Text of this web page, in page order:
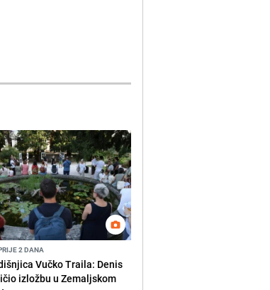
2 DANA
Vučko Traila: Denis
izložbu u Zemaljskom